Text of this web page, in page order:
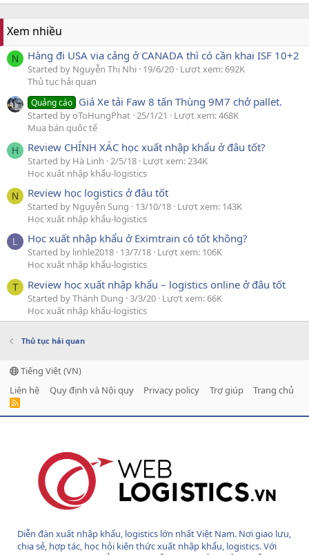
Xem nhiều
N Hàng đi USA via cảng ở CANADA thì có cần khai ISF 10+2
Started by Nguyễn Thị Nhi 19/6/20 Lượt xem: 692K
Thủ tục hải quan
Quảng cáo Giá Xe tải Faw 8 tấn Thùng 9M7 chở pallet.
Started by oToHungPhat 25/1/21
Lượt xem: 468K
Mua bán quốc tế
H Review CHÍNH XÁC học xuất nhập khẩu ở đâu tốt?
Started by Hà Linh 2/5/18 Lượt xem: 234K
Học xuất nhập khẩu-logistics
N Review học logistics ở đâu tốt
Started by Nguyễn Sung 13/10/18 Lượt xem: 143K
Học xuất nhập khẩu-logistics
L Học xuất nhập khẩu ở Eximtrain có tốt không?
Started by linhle2018 13/7/18 Lượt xem: 106K
Học xuất nhập khẩu-logistics
T Review học xuất nhập khẩu – logistics online ở đâu tốt
Started by Thành Dung 3/3/20 Lượt xem: 66K
Học xuất nhập khẩu-logistics
Thủ tục hải quan
Tiếng Việt (VN)
Liên hệ
Quy định và Nội quy Privacy policy Trợ giúp Trang chủ
R
Diễn đàn xuất nhập khẩu, logistics lớn nhất Việt Nam. Nơi giao lưu,
chia sẻ, hợp tác, học hỏi kiến thức xuất nhập khẩu, logistics. Với